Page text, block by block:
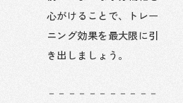
心がけることで、トレー
ニング効果を最大限に引
き出しましょう。
－－－－－－－－－－－